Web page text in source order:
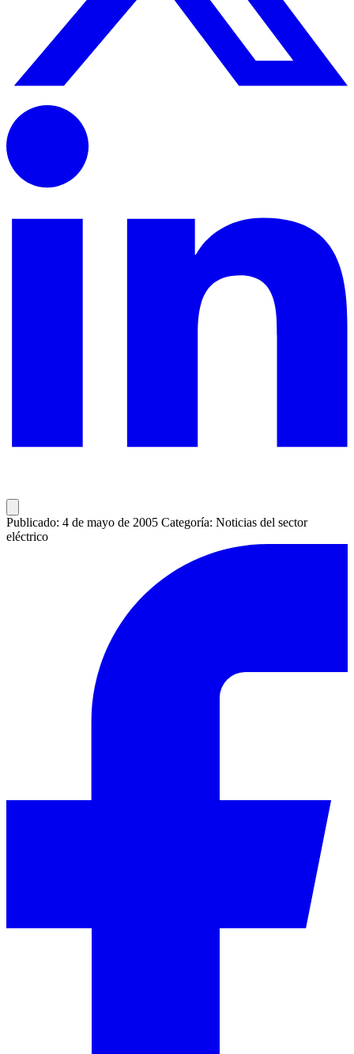
Publicado: 4 de mayo de 2005 Categoría: Noticias del sector
eléctrico